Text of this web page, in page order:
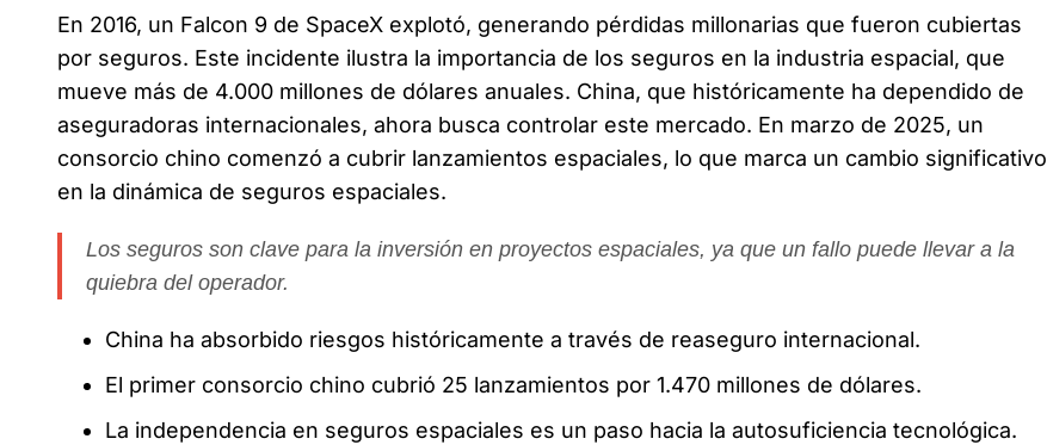
En 2016, un Falcon 9 de SpaceX explotó, generando pérdidas millonarias que fueron cubiertas
por seguros. Este incidente ilustra la importancia de los seguros en la industria espacial, que
mueve más de 4.000 millones de dólares anuales. China, que históricamente ha dependido de
aseguradoras internacionales, ahora busca controlar este mercado. En marzo de 2025, un
consorcio chino comenzó a cubrir lanzamientos espaciales, lo que marca un cambio significativo
en la dinámica de seguros espaciales.
Los seguros son clave para la inversión en proyectos espaciales, ya que un fallo puede llevar a la
quiebra del operador.
China ha absorbido riesgos históricamente a través de reaseguro internacional.
El primer consorcio chino cubrió 25 lanzamientos por 1.470 millones de dólares.
La independencia en seguros espaciales es un paso hacia la autosuficiencia tecnológica.